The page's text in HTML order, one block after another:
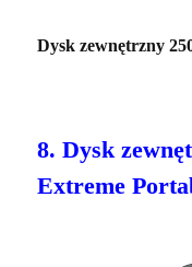
Dysk zewnętrzny
8. Dysk
Extreme